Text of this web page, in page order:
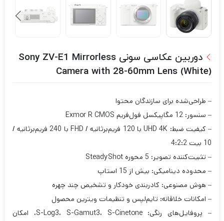
دوربین عکاسی سونی Sony ZV-E1 Mirrorless
Camera with 28-60mm Lens (White)
– طراحی‌شده برای سازندگان محتوا
– سنسور: 12 مگاپیکسل فول‌فریم Exmor R CMOS
– کیفیت ضبط: UHD 4K با 120 فریم‌برثانیه / FHD با 240 فریم‌برثانیه /
10 بیت 4:2:2
– تثبیت‌کننده تصویر: 5 محوره SteadyShot
– محدوده دینامیکی: بیش از 15 استاپ
– هوش مصنوعی: کادربندی خودکار و تشخیص چند چهره
– امکانات خلاقانه: تایم‌لپس و تنظیمات ویترین محصول
– پروفایل‌های رنگی: S-Log3، S-Gamut3، S-Cinetone، امکان